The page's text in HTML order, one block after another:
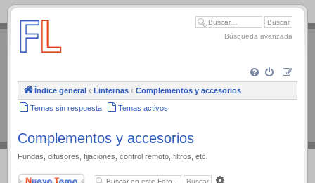
.
Búsqueda avanzada
Índice general ‹ Linternas ‹ Complementos y accesorios
Temas sin respuesta Temas activos
Complementos y accesorios
Fundas, difusores, fijaciones, control remoto, filtros, etc.
Nuevo Tema